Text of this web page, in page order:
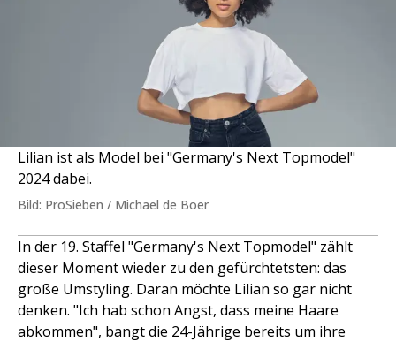
Lilian ist als Model bei "Germany's Next Topmodel"
2024 dabei.
Bild: ProSieben / Michael de Boer
In der 19. Staffel "Germany's Next Topmodel" zählt
dieser Moment wieder zu den gefürchtetsten: das
große Umstyling. Daran möchte Lilian so gar nicht
denken. "Ich hab schon Angst, dass meine Haare
abkommen", bangt die 24-Jährige bereits um ihre